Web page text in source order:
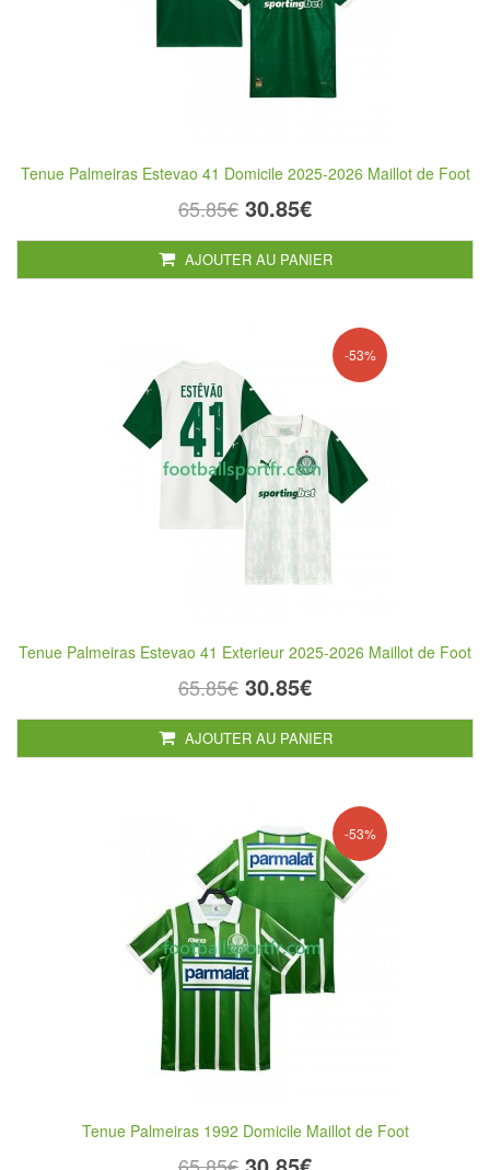
Tenue Palmeiras Estevao 41 Domicile 2025-2026 Maillot de Foot
65.85€ 30.85€
AJOUTER AU PANIER
-53%
Tenue Palmeiras Estevao 41 Exterieur 2025-2026 Maillot de Foot
65.85€ 30.85€
AJOUTER AU PANIER
-53%
Tenue Palmeiras 1992 Domicile Maillot de Foot